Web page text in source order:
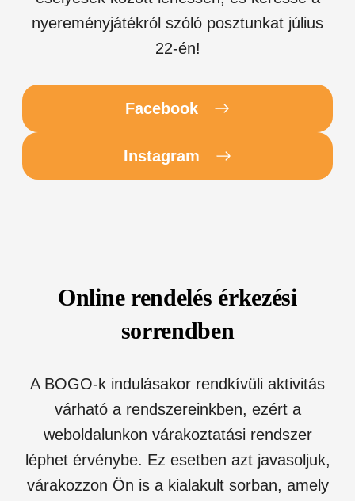
nyereményjátékról szóló posztunkat július
22-én!
Facebook
Instagram
Online rendelés érkezési
sorrendben
A BOGO-k indulásakor rendkívüli aktivitás
várható a rendszereinkben, ezért a
weboldalunkon várakoztatási rendszer
léphet érvénybe. Ez esetben azt javasoljuk,
várakozzon Ön is a kialakult sorban, amely